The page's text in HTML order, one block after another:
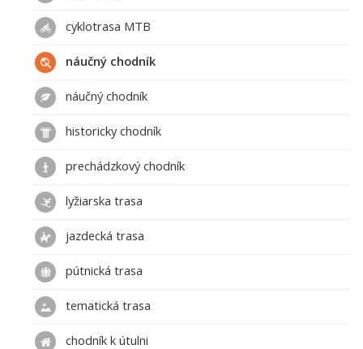
cyklotrasa MTB
náučný chodník
náučný chodník
historicky chodník
prechádzkový chodník
lyžiarska trasa
jazdecká trasa
pútnická trasa
tematická trasa
chodník k útulni